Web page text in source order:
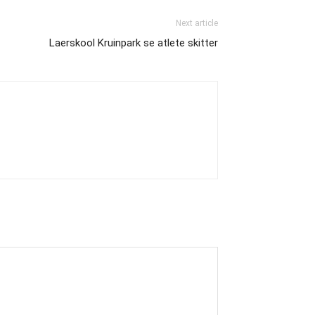
Next article
Laerskool Kruinpark se atlete skitter